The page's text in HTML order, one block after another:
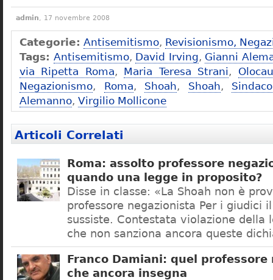
admin, 17 novembre 2008
Categorie: Antisemitismo, Revisionismo,
Tags: Antisemitismo, David Irving, Gianni
via Ripetta Roma, Maria Teresa Strani,
Negazionismo, Roma, Shoah, Shoah,
Alemanno, Virgilio Mollicone
Articoli Correlati
Roma: assolto professore
quando una legge in proposito?
Disse in classe: «La Shoah non è
professore negazionista Per i giudici
sussiste. Contestata violazione della
che non sanziona ancora queste
Franco Damiani: quel professore
che ancora insegna